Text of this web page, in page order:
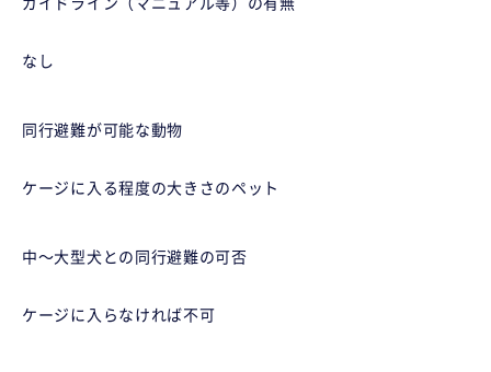
ガイドライン（マニュアル等）の有無
なし
同行避難が可能な動物
ケージに入る程度の大きさのペット
中〜大型犬との同行避難の可否
ケージに入らなければ不可